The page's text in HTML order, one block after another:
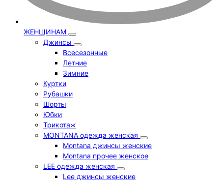
ЖЕНЩИНАМ
Джинсы
Всесезонные
Летние
Зимние
Куртки
Рубашки
Шорты
Юбки
Трикотаж
MONTANA одежда женская
Montana джинсы женские
Montana прочее женское
LEE одежда женская
Lee джинсы женские